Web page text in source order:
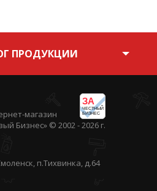
ПРОДУКЦИИ
ЗА
ЧЕСТНЫЙ
БИЗНЕС
магазин
Бизнес» © 2002 - 2026 г.
п.Тихвинка, д.64